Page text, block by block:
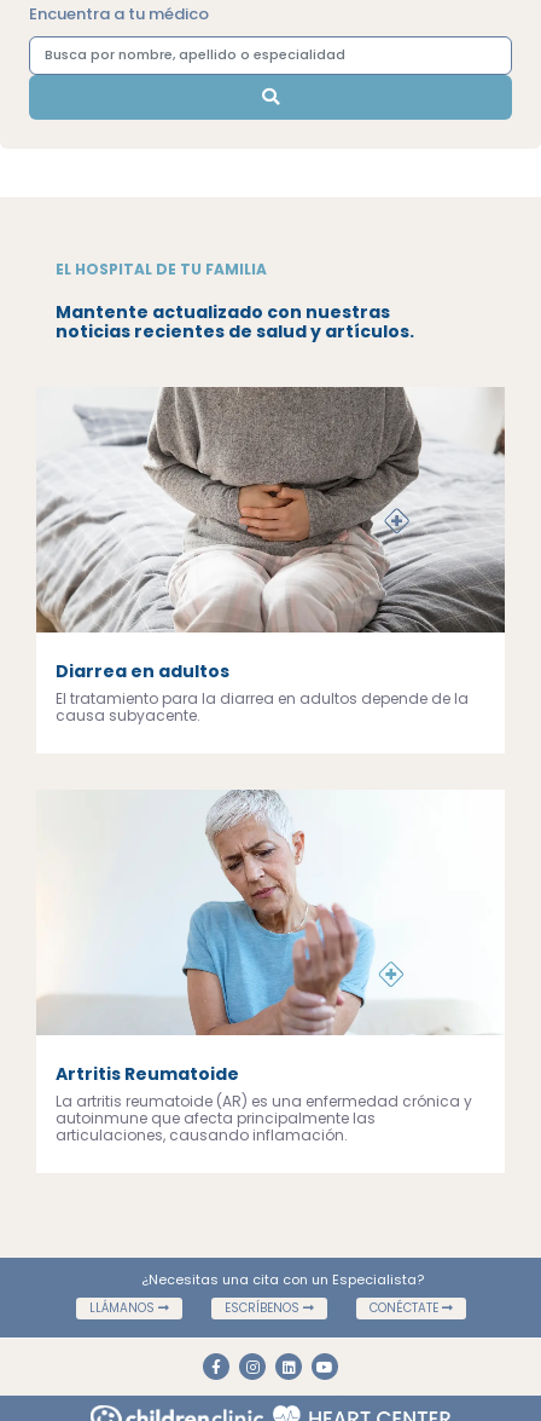
Encuentra a tu médico
EL HOSPITAL DE TU FAMILIA
Mantente actualizado con nuestras
noticias recientes de salud y artículos.
Diarrea en adultos
El tratamiento para la diarrea en adultos depende de la
causa subyacente.
Artritis Reumatoide
La artritis reumatoide (AR) es una enfermedad crónica y
autoinmune que afecta principalmente las
articulaciones, causando inflamación.
¿Necesitas una cita con un Especialista?
LLÁMANOS ESCRÍBENOS CONÉCTATE